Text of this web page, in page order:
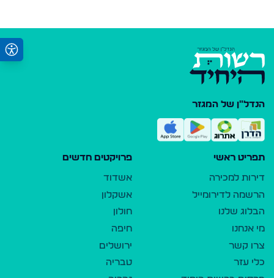
הנדל"ן של המגזר
תפריט ראשי
דירות למכירה
הרשמה לדירומייל
הבלוג שלנו
מי אנחנו
צרו קשר
כלי עזר
פרויקטים חדשים
אשדוד
אשקלון
חולון
חיפה
ירושלים
טבריה